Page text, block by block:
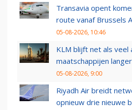
Transavia opent
route vanaf Brussels
05-08-2026, 10:46
KLM blijft net als veel
maatschappijen
05-08-2026, 9:00
Riyadh Air breidt
opnieuw drie nieuwe